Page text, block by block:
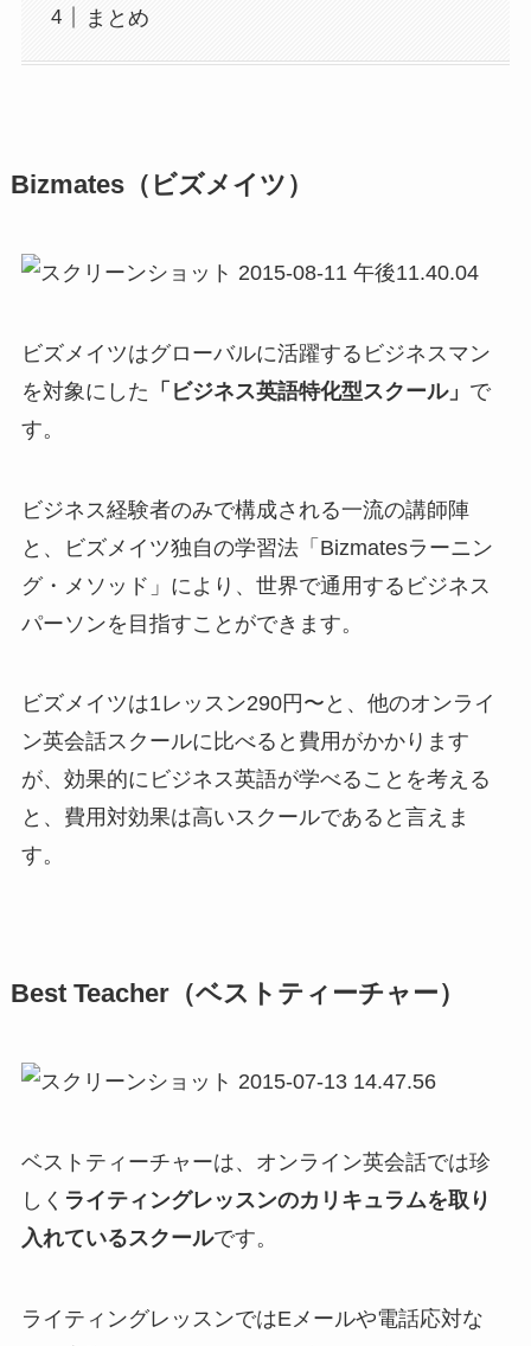
まとめ
Bizmates（ビズメイツ）
ビズメイツはグローバルに活躍するビジネスマン
を対象にした 「ビジネス英語特化型スクール」 で
す。
ビジネス経験者のみで構成される一流の講師陣
と、ビズメイツ独自の学習法「Bizmatesラーニン
グ・メソッド」により、世界で通用するビジネス
パーソンを目指すことができます。
ビズメイツは1レッスン290円〜と、他のオンライ
ン英会話スクールに比べると費用がかかります
が、効果的にビジネス英語が学べることを考える
と、費用対効果は高いスクールであると言えま
す。
Best Teacher（ベストティーチャー）
ベストティーチャーは、オンライン英会話では珍
しく ライティングレッスンのカリキュラムを取り
入れているスクールです。
ライティングレッスンではEメールや電話応対な